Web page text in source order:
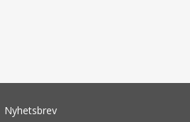
Nyhetsbrev